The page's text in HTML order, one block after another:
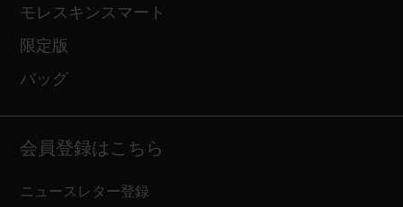
モレスキンスマート
限定版
バッグ
会員登録はこちら
ニュースレター登録